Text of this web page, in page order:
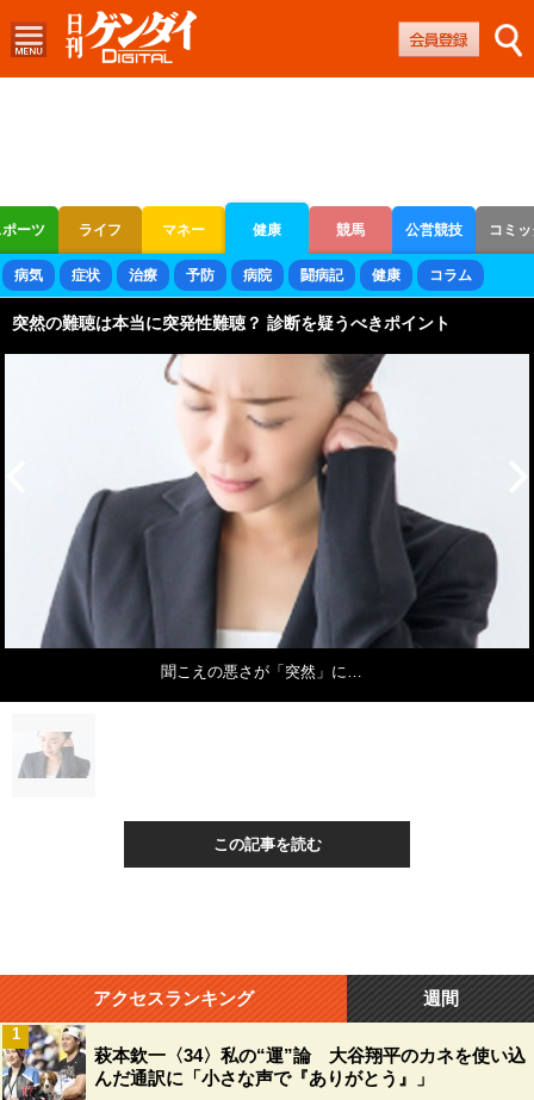
ーツ ライフ マネー 健康 競馬 公営競技 コミ
ボートレース 競輪 オートレース
病気 症状 治療 予防 病院 闘病記 健康 コラム
突然の難聴は本当に突発性難聴？ 診断を疑うべきポイント
聞こえの悪さが「突然」に…
この記事を読む
アクセスランキング 週間
萩本欽一〈34〉私の“運”論 大谷翔平のカネを使い込
んだ通訳に「小さな声で『ありがとう』」
1